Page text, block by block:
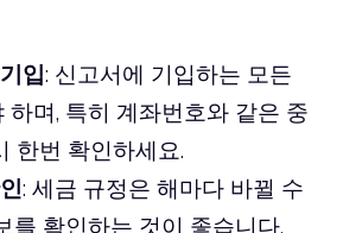
입: 신고서에 기입하는 모든
하며, 특히 계좌번호와 같은 중
한번 확인하세요.
: 세금 규정은 해마다 바뀔 수
를 확인하는 것이 좋습니다.